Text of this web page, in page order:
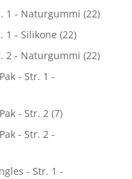
1 - Naturgummi (22)
1 - Silikone (22)
2 - Naturgummi (22)
- Str. 1 -
- Str. 2 (7)
- Str. 2 -
- Str. 1 -